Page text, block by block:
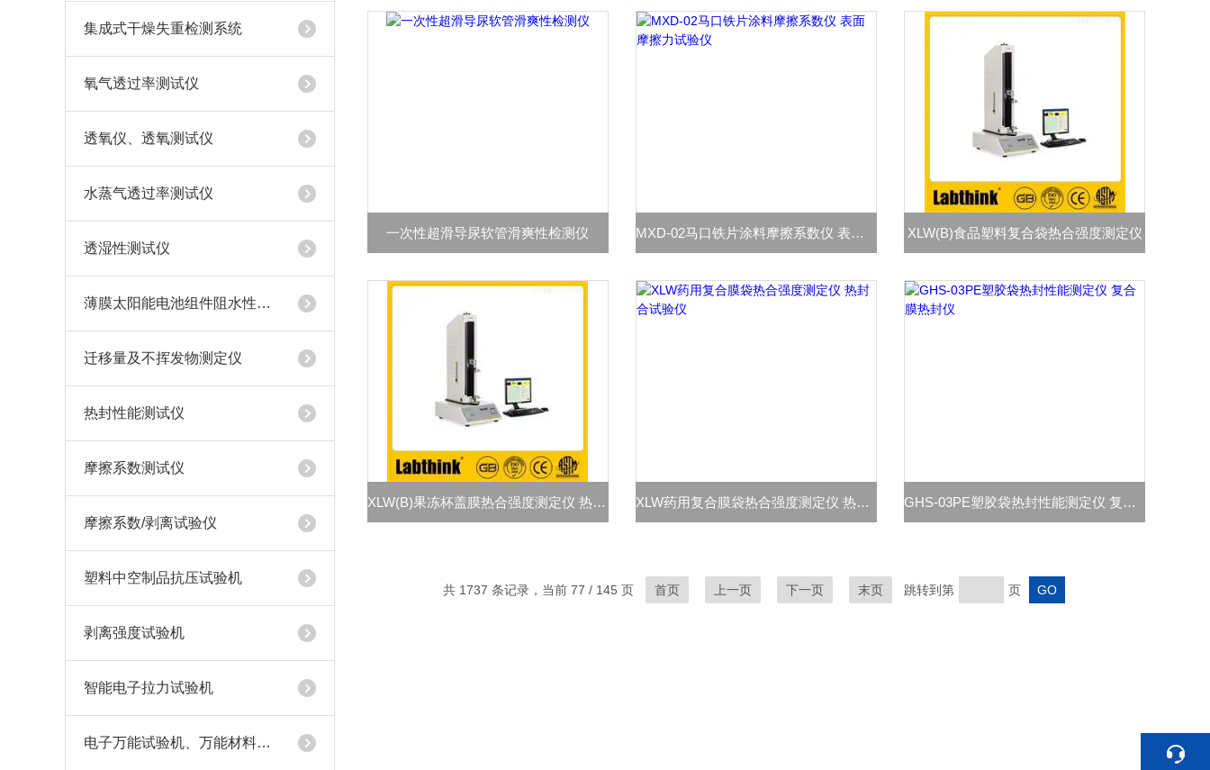
集成式干燥失重检测系统
氧气透过率测试仪
透氧仪、透氧测试仪
水蒸气透过率测试仪
透湿性测试仪
薄膜太阳能电池组件阻水性测试仪
迁移量及不挥发物测定仪
热封性能测试仪
摩擦系数测试仪
摩擦系数/剥离试验仪
塑料中空制品抗压试验机
剥离强度试验机
智能电子拉力试验机
电子万能试验机、万能材料试验机
一次性超滑导尿软管滑爽性检测仪 MXD-02马口铁片涂料摩擦系数仪 表面摩擦力试验仪 XLW(B)食品塑料复合袋热合强度测定仪
XLW(B)果冻杯盖膜热合强度测定仪 热封口测试仪 XLW药用复合膜袋热合强度测定仪 热封合试验仪 GHS-03PE塑胶袋热封性能测定仪 复合膜热封仪
共 1737 条记录，当前 77 / 145 页 首页 上一页 下一页 末页 跳转到第 页